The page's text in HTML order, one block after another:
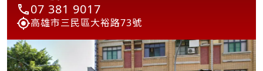
07 381 9017
高雄市三民區大裕路73號